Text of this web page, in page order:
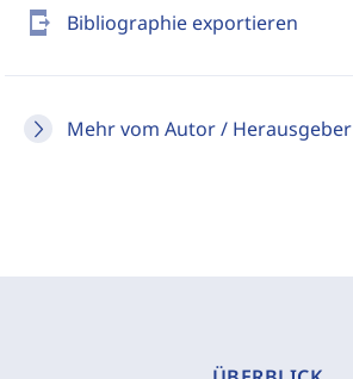
send_to_mobile Bibliographie exportieren
Mehr vom Autor / Herausgeber